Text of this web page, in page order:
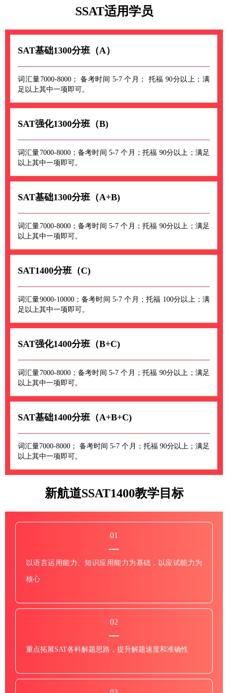
SSAT适用学员
SAT基础1300分班（A）
词汇量7000-8000； 备考时间 5-7 个月； 托福 90分以上；满
足以上其中一项即可。
SAT强化1300分班（B)
词汇量7000-8000；备考时间 5-7 个月；托福 90分以上；满足
以上其中一项即可。
SAT基础1300分班（A+B)
词汇量7000-8000；备考时间 5-7 个月；托福 90分以上；满足
以上其中一项即可。
SAT1400分班（C)
词汇量9000-10000；备考时间 5-7 个月；托福 100分以上；满
足以上其中一项即可。
SAT强化1400分班（B+C)
词汇量7000-8000；备考时间 5-7 个月；托福 90分以上；满足
以上其中一项即可。
SAT基础1400分班（A+B+C)
词汇量7000-8000； 备考时间 5-7 个月；托福 90分以上；满足
以上其中一项即可。
新航道SSAT1400教学目标
01
以语言运用能力、知识应用能力为基础，以应试能力为
核心
02
重点拓展SAT各科解题思路，提升解题速度和准确性